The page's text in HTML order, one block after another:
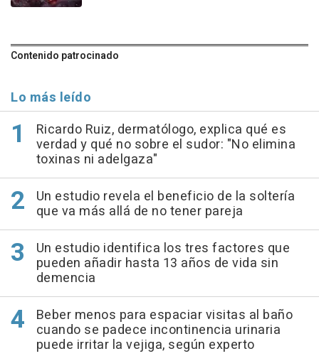
Contenido patrocinado
Lo más leído
Ricardo Ruiz, dermatólogo, explica qué es
verdad y qué no sobre el sudor: "No elimina
toxinas ni adelgaza"
Un estudio revela el beneficio de la soltería
que va más allá de no tener pareja
Un estudio identifica los tres factores que
pueden añadir hasta 13 años de vida sin
demencia
Beber menos para espaciar visitas al baño
cuando se padece incontinencia urinaria
puede irritar la vejiga, según experto